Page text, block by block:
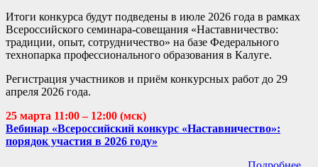
Итоги конкурса будут подведены в июле 2026 года в рамках
Всероссийского семинара-совещания «Наставничество:
традиции, опыт, сотрудничество» на базе Федерального
технопарка профессионального образования в Калуге.
Регистрация участников и приём конкурсных работ до 29
апреля 2026 года.
25 марта 11:00 – 12:00 (мск)
Вебинар «Всероссийский конкурс «Наставничество»:
порядок участия в 2026 году»